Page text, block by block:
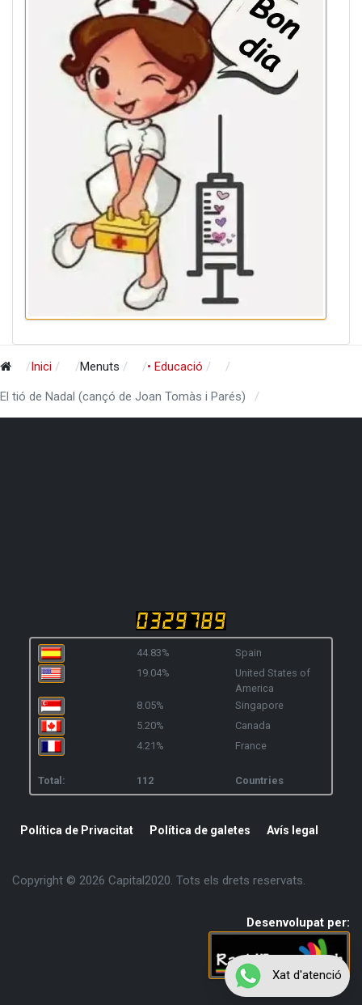
Inici Menuts • Educació
El tió de Nadal (cançó de Joan Tomàs i Parés)
44.83%
Spain
19.04%
United States of
America
8.05%
Singapore
5.20%
Canada
4.21%
France
Total: 112 Countries
Política de Privacitat Política de galetes Avís legal
Copyright © 2026 Capital2020. Tots els drets reservats.
Desenvolupat per:
Xat d'atenció